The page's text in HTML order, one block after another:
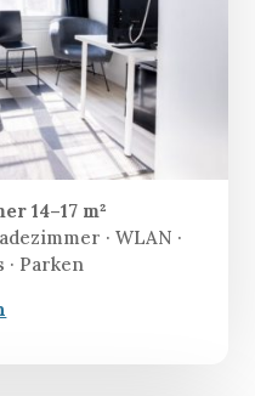
14–17 m²
· WLAN ·
· Parken